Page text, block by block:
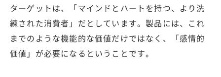
ターゲットは、「マインドとハートを持つ、より洗
練された消費者」だとしています。製品には、これ
までのような機能的な価値だけではなく、「感情的
価値」が必要になるということです。